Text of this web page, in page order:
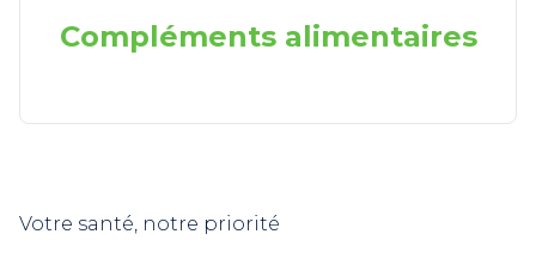
Compléments alimentaires
Votre santé, notre priorité